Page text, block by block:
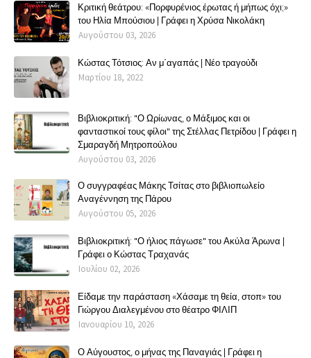
Κριτική θεάτρου: «Πορφυρένιος έρωτας ή μήπως όχι;»
του Ηλία Μπούσιου | Γράφει η Χρύσα Νικολάκη
Αυγούστου 03, 2026
Κώστας Τότσιος: Αν μ΄αγαπάς | Νέο τραγούδι
Μαρτίου 18, 2022
Βιβλιοκριτική: "Ο Ωρίωνας, ο Μάξιμος και οι
φανταστικοί τους φίλοι" της Στέλλας Πετρίδου | Γράφει η
Σμαραγδή Μητροπούλου
Αυγούστου 03, 2026
Ο συγγραφέας Μάκης Τσίτας στο βιβλιοπωλείο
Αναγέννηση της Πάρου
Αυγούστου 05, 2026
Βιβλιοκριτική: "Ο ήλιος πάγωσε" του Ακύλα Άρωνα |
Γράφει ο Κώστας Τραχανάς
Ιουλίου 02, 2026
Είδαμε την παράσταση «Χάσαμε τη θεία, στοπ» του
Γιώργου Διαλεγμένου στο θέατρο ΦΙΛΙΠ
Ιανουαρίου 10, 2026
Ο Αύγουστος, ο μήνας της Παναγιάς | Γράφει η